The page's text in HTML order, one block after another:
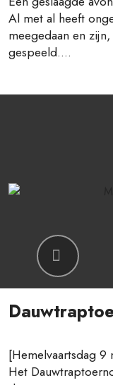
Al met al heeft
meegedaan en
gespeeld....
Previous
[Hemelvaartsdag
Het